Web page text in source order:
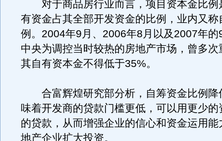
对于商品房行业而言，项目资本金比例
有资金占其全部开发资金的比例，业内又称
例。2004年9月、2006年8月以及2007年的
中央为调控当时较热的房地产市场，曾多次
其自有资本金不得低于35%。
合富辉煌研究部分析，自筹资金比例降
味着开发商的贷款门槛更低，可以用更少的
的贷款，从而增强企业的信心和资金运用能
地产企业扩大投资。